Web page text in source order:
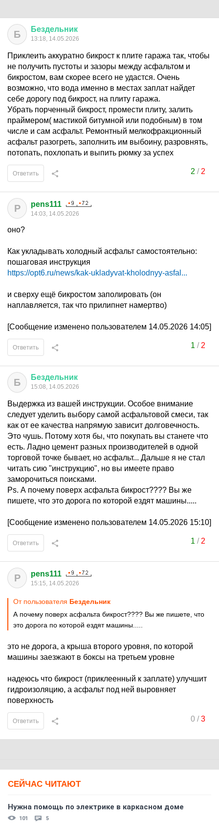
Б Бездельник
13:18, 14.05.2026
Приклеить аккуратно бикрост к плите гаража так, чтобы
не получить пустоты и зазоры между асфальтом и
бикростом, вам скорее всего не удастся. Очень
возможно, что вода именно в местах заплат найдет
себе дорогу под бикрост, на плиту гаража.
Убрать порченный бикрост, промести плиту, залить
праймером( мастикой битумной или подобным) в том
числе и сам асфальт. Ремонтный мелкофракционный
асфальт разогреть, заполнить им выбоину, разровнять,
потопать, похлопать и выпить рюмку за успех
2 / 2
Ответить
P pens111
14:03, 14.05.2026
оно?
Как укладывать холодный асфальт самостоятельно:
пошаговая инструкция
https://opt6.ru/news/kak-ukladyvat-kholodnyy-asfal...
и сверху ещё бикростом заполировать (он
наплавляется, так что прилипнет намертво)
[Сообщение изменено пользователем 14.05.2026 14:05]
1 / 2
Ответить
Б Бездельник
15:08, 14.05.2026
Выдержка из вашей инструкции. Особое внимание
следует уделить выбору самой асфальтовой смеси, так
как от ее качества напрямую зависит долговечность.
Это чушь. Потому хотя бы, что покупать вы станете что
есть. Ладно цемент разных производителей в одной
торговой точке бывает, но асфальт... Дальше я не стал
читать сию "инструкцию", но вы имеете право
заморочиться поисками.
Ps. А почему поверх асфальта бикрост???? Вы же
пишете, что это дорога по которой ездят машины.....
[Сообщение изменено пользователем 14.05.2026 15:10]
1 / 2
Ответить
P pens111
15:15, 14.05.2026
От пользователя Бездельник
А почему поверх асфальта бикрост???? Вы же пишете, что
это дорога по которой ездят машины.....
это не дорога, а крыша второго уровня, по которой
машины заезжают в боксы на третьем уровне
надеюсь что бикрост (приклеенный к заплате) улучшит
гидроизоляцию, а асфальт под ней выровняет
поверхность
0/3
Ответить
СЕЙЧАС ЧИТАЮТ
Нужна помощь по электрике в каркасном доме
101 5